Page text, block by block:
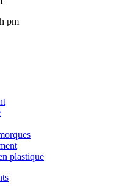
pm
plastique